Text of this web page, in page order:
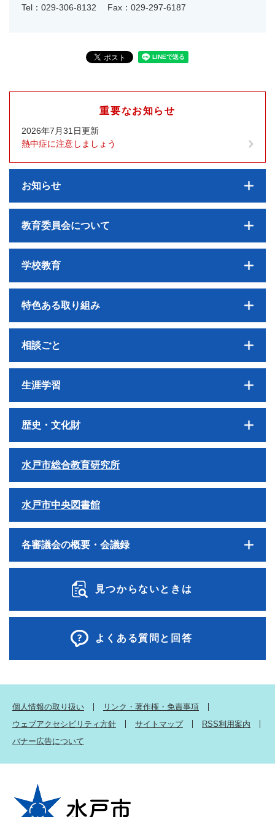
Tel：029-306-8132
Fax：029-297-6187
重要なお知らせ
2026年7月31日更新
熱中症に注意しましょう
お知らせ
教育委員会について
学校教育
特色ある取り組み
相談ごと
生涯学習
歴史・文化財
水戸市総合教育研究所
水戸市中央図書館
各審議会の概要・会議録
見つからないときは
よくある質問と回答
個人情報の取り扱い
リンク・著作権・免責事項
ウェブアクセシビリティ方針
サイトマップ
RSS利用案内
バナー広告について